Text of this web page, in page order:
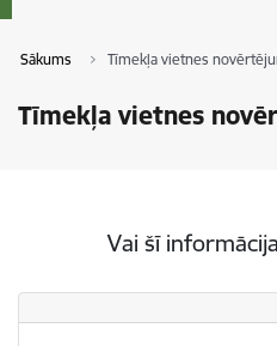
Sākums Tīmekļa vietnes
Tīmekļa vietnes
Vai šī
Vai šī informācija bija